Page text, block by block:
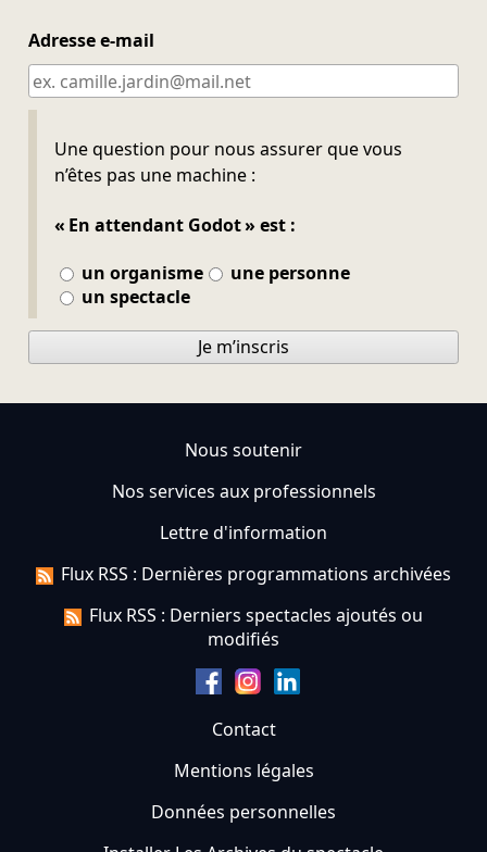
Adresse e-mail
Une question pour nous assurer que vous
n’êtes pas une machine :
« En attendant Godot » est :
un organisme
une personne
un spectacle
Ne pas remplir
Je m’inscris
Nous soutenir
Nos services aux professionnels
Lettre d'information
Flux RSS : Dernières programmations archivées
Flux RSS : Derniers spectacles ajoutés ou
modifiés
Contact
Mentions légales
Données personnelles